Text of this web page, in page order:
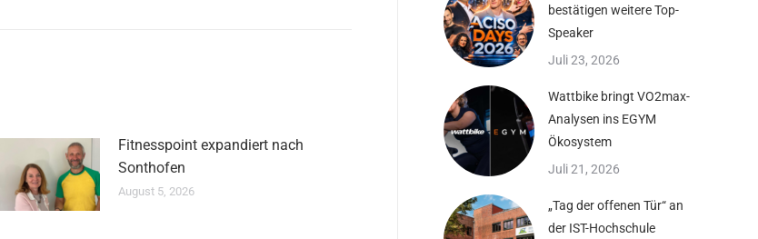
Fitnesspoint expandiert nach
Sonthofen
August 5, 2026
bestätigen weitere Top-
Speaker
Juli 23, 2026
Wattbike bringt VO2max-
Analysen ins EGYM
Ökosystem
Juli 21, 2026
„Tag der offenen Tür“ an
der IST-Hochschule